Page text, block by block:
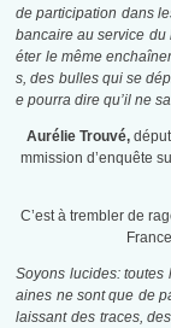
de participation dans
bancaire au service du
éter le même
s, des bulles qui se
e pourra dire qu’il ne
Aurélie Trouvé,
mmission d’enquête
C’est à trembler de
Soyons lucides: toutes
aines ne sont que de
laissant des traces,